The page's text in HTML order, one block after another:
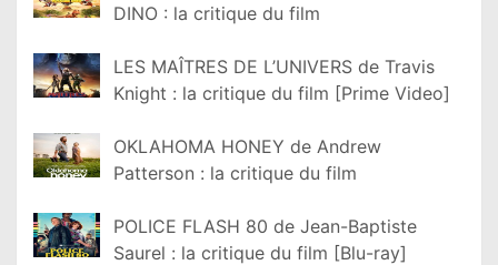
DINO : la critique du film
LES MAÎTRES DE L’UNIVERS de Travis
Knight : la critique du film [Prime Video]
OKLAHOMA HONEY de Andrew
Patterson : la critique du film
POLICE FLASH 80 de Jean-Baptiste
Saurel : la critique du film [Blu-ray]